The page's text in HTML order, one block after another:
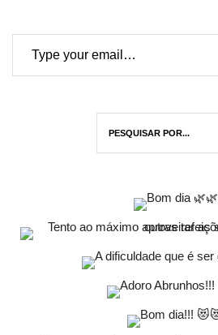
Type your email…